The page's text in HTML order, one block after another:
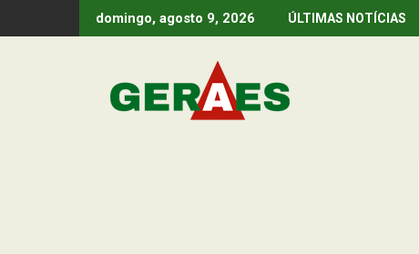
to
domingo, agosto 9, 2026 ÚLTIMAS NOTÍCIAS